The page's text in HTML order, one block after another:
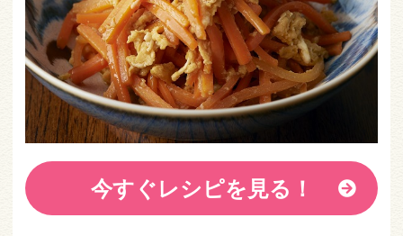
今すぐレシピを見る！